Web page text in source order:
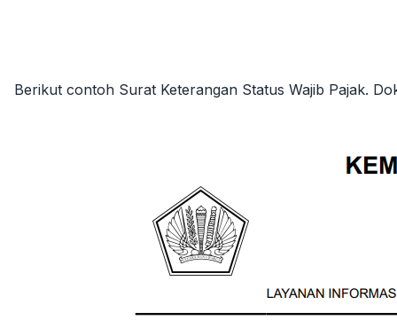
Berikut contoh Surat Keterangan Status Wajib Pajak.